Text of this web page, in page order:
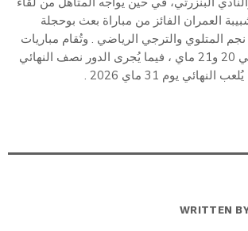
العمران الفائز من مباراة بعث بوحجلة
المتلوي والترجي الرياضي . وتُقام مباريات
الدور ربع النهائي يومي 20 و21 ماي ، فيما يُجرى الدور نصف النهائي
WRITTEN